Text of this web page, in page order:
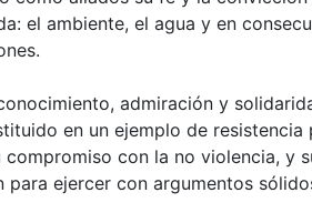
el ambiente, el agua y en
admiración y
en un ejemplo de
compromiso con la no violencia, y
ejercer con argumentos